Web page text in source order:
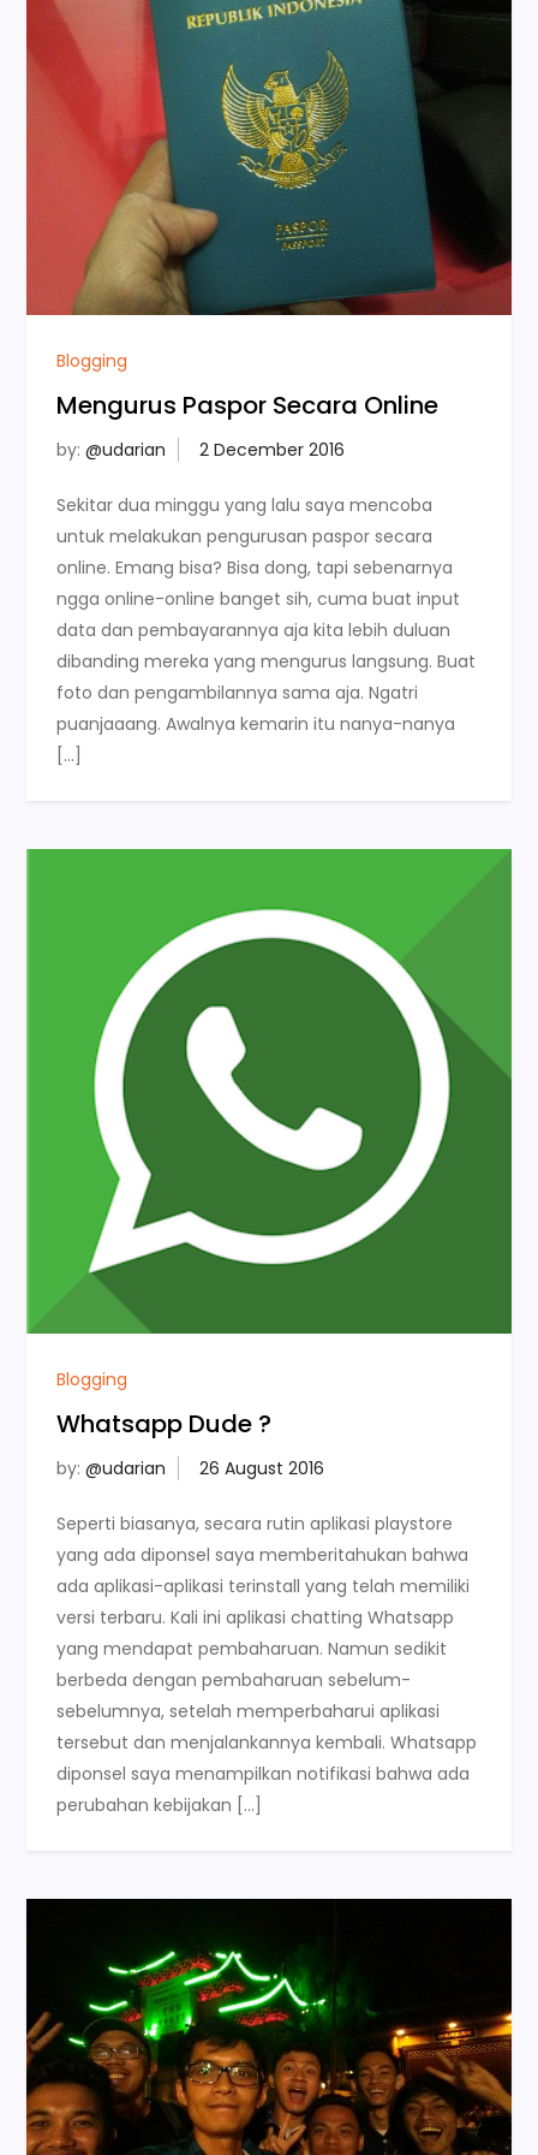
Blogging
Mengurus Paspor Secara Online
by:@udarian
Sekitar dua minggu yang lalu saya mencoba
untuk melakukan pengurusan paspor secara
online. Emang bisa? Bisa dong, tapi sebenarnya
ngga online-online banget sih, cuma buat input
data dan pembayarannya aja kita lebih duluan
dibanding mereka yang mengurus langsung. Buat
foto dan pengambilannya sama aja. Ngatri
puanjaaang. Awalnya kemarin itu nanya-nanya
[…]
Blogging
Whatsapp Dude ?
by:@udarian
Seperti biasanya, secara rutin aplikasi playstore
yang ada diponsel saya memberitahukan bahwa
ada aplikasi-aplikasi terinstall yang telah memiliki
versi terbaru. Kali ini aplikasi chatting Whatsapp
yang mendapat pembaharuan. Namun sedikit
berbeda dengan pembaharuan sebelum-
sebelumnya, setelah memperbaharui aplikasi
tersebut dan menjalankannya kembali. Whatsapp
diponsel saya menampilkan notifikasi bahwa ada
perubahan kebijakan […]